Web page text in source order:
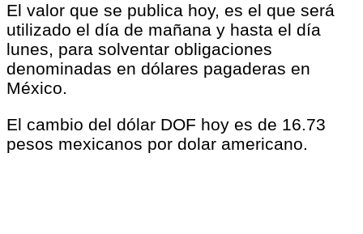
El valor que se publica hoy, es el que será
utilizado el día de mañana y hasta el día
lunes, para solventar obligaciones
denominadas en dólares pagaderas en
México.
El cambio del dólar DOF hoy es de 16.73
pesos mexicanos por dolar americano.